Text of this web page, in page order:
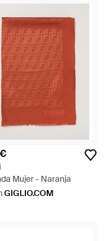
Mujer - Naranja
GIGLIO.COM